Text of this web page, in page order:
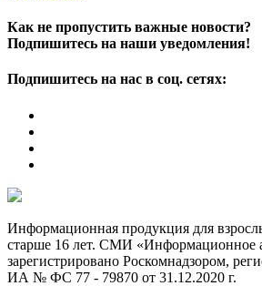
Как не пропустить важные новости?
Подпишитесь на наши уведомления!
Подпишитесь на нас в соц. сетях:
Информационная продукция для
старше 16 лет. СМИ «Информационное
зарегистрировано Роскомнадзором,
ИА № ФС 77 - 79870 от 31.12.2020 г.